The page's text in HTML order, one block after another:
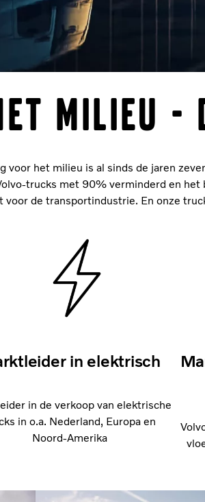
MILIEU -
het milieu is al sinds de jaren
trucks met 90% verminderd en
voor de transportindustrie. En onze
in elektrisch
in de verkoop van elektrische
in o.a. Nederland, Europa en
Noord-Amerika